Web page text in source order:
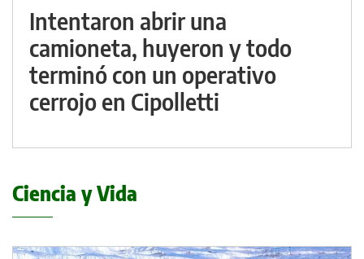
Intentaron abrir una
camioneta, huyeron y todo
terminó con un operativo
cerrojo en Cipolletti
Ciencia y Vida